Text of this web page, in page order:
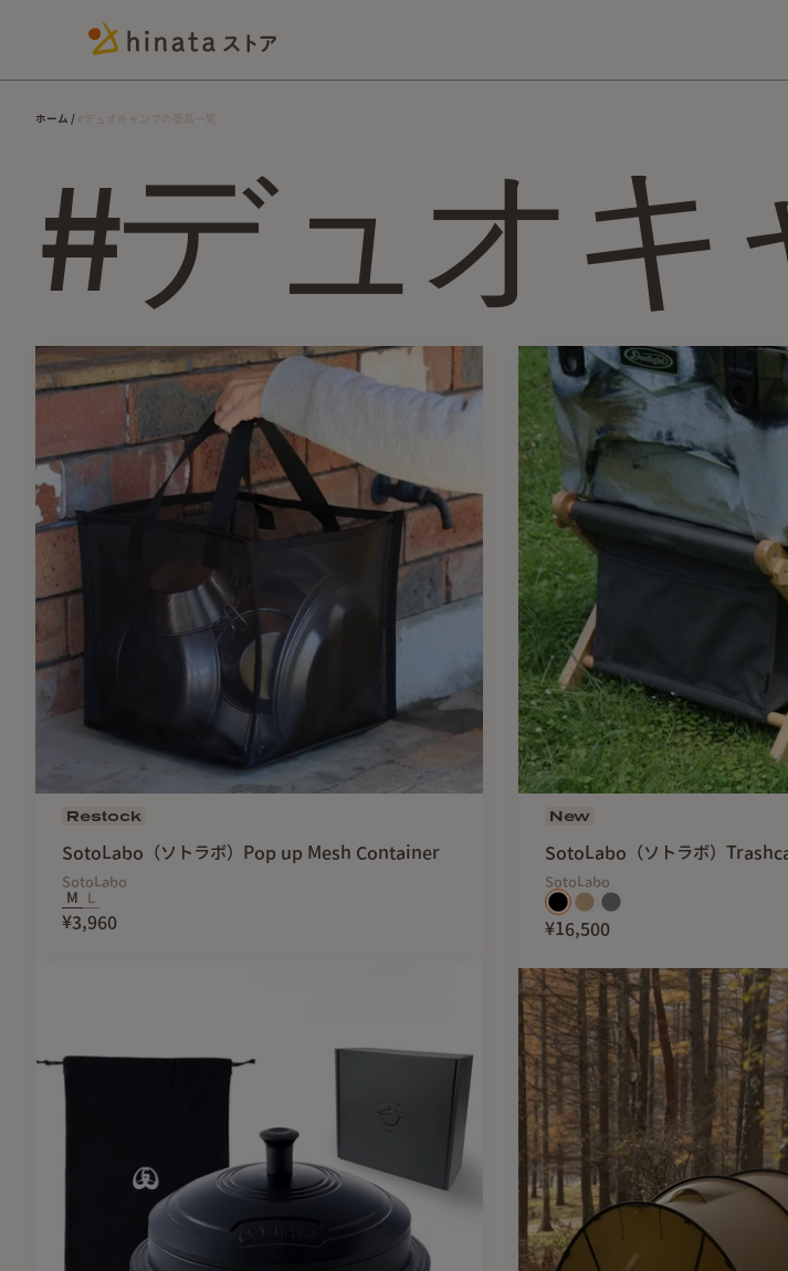
ホーム
#デュオキ
Restock
SotoLabo（ソトラボ）Pop up Mesh Container
SotoLabo
M
¥3,960
New
SotoLabo（ソトラボ）
SotoLabo
¥16,500